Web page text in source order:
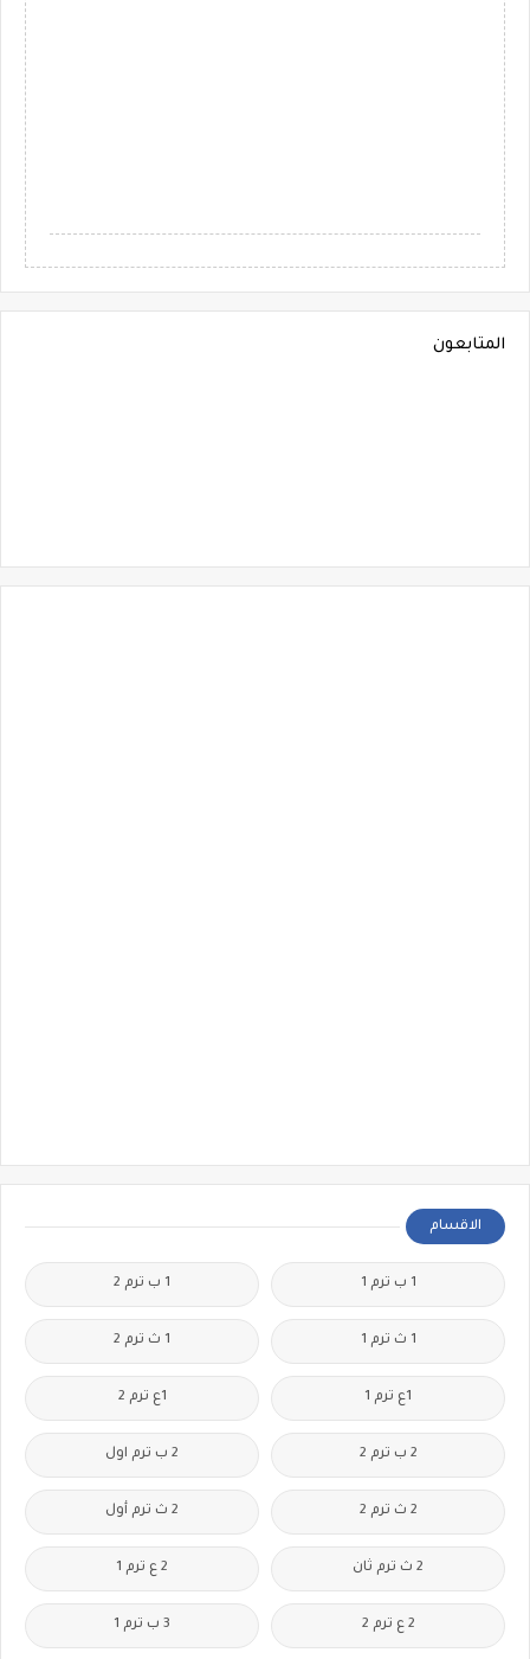
المتابعون
الاقسام
1 ب ترم 1 1 ب ترم 2
1 ث ترم 1 1 ث ترم 2
1ع ترم 1 1ع ترم 2
2 ب ترم 2 2 ب ترم اول
2 ث ترم 2 2 ث ترم أول
2 ث ترم ثان 2 ع ترم 1
2 ع ترم 2 3 ب ترم 1